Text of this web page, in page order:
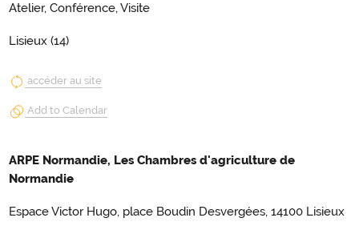
Atelier, Conférence, Visite
Lisieux (14)
accéder au site
Add to Calendar
ARPE Normandie, Les Chambres d'agriculture de
Normandie
Espace Victor Hugo, place Boudin Desvergées, 14100 Lisieux